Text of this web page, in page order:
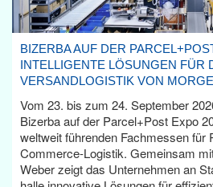
BIZERBA AUF DER
INTELLIGENTE LÖSUNGEN FÜR
VERSANDLOGISTIK VON
Vom 23. bis zum 24. September
Bizerba auf der Parcel+Post Expo
weltweit führenden Fachmessen für
Commerce-Logistik. Gemeinsam
Weber zeigt das Unternehmen an